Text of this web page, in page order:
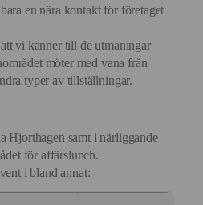
en nära kontakt för företaget
vi känner till de utmaningar
möter med vana från
typer av tillställningar.
Hjorthagen samt i närliggande
för affärslunch.
i bland annat: